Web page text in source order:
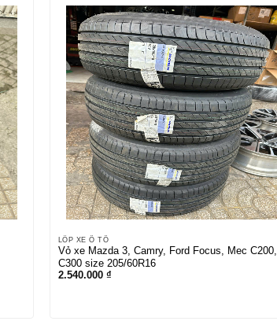
LỐP XE Ô TÔ
Vỏ xe Mazda 3, Camry, Ford Focus, Mec C200,
C300 size 205/60R16
2.540.000 ₫